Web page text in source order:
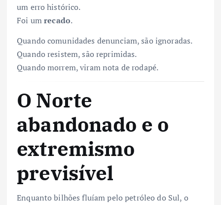
um erro histórico.
Foi umrecado.
Quando comunidades denunciam, são ignoradas.
Quando resistem, são reprimidas.
Quando morrem, viram nota de rodapé.
O Norte
abandonado e o
extremismo
previsível
Enquanto bilhões fluíam pelo petróleo do Sul, o